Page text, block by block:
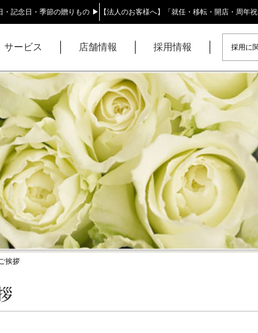
・記念日・季節の贈りもの ▶ 【法人のお客様へ】「就任・移転・開店・周年
サービス 店舗情報 採用情報 採用に
挨拶